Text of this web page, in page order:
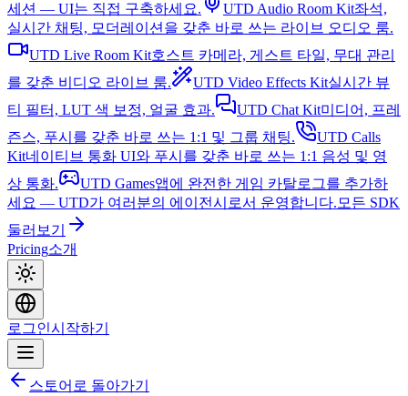
세션 — UI는 직접 구축하세요.
UTD Audio Room Kit좌석,
실시간 채팅, 모더레이션을 갖춘 바로 쓰는 라이브 오디오 룸.
UTD Live Room Kit호스트 카메라, 게스트 타일, 무대 관리
를 갖춘 비디오 라이브 룸.
UTD Video Effects Kit실시간 뷰
티 필터, LUT 색 보정, 얼굴 효과.
UTD Chat Kit미디어, 프레
즌스, 푸시를 갖춘 바로 쓰는 1:1 및 그룹 채팅.
UTD Calls
Kit네이티브 통화 UI와 푸시를 갖춘 바로 쓰는 1:1 음성 및 영
상 통화.
UTD Games앱에 완전한 게임 카탈로그를 추가하
세요 — UTD가 여러분의 에이전시로서 운영합니다. 모든 SDK
둘러보기
Pricing소개
로그인시작하기
스토어로 돌아가기